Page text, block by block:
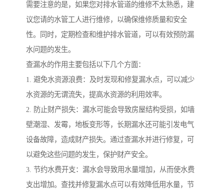
需要注意的是，如果您对排水管道的维修不太熟悉，建
议您请的水管工人进行维修，以确保维修质量和安全
性。同时，定期检查和维护排水管道，可以有效预防漏
水问题的发生。
查漏水的作用主要包括以下几个方面：
1. 避免水资源浪费：及时发现和修复漏水点，可以减少
水资源的无谓流失，提高水资源的利用效率。
2. 防止财产损失：漏水可能会导致房屋结构受损，如墙
壁潮湿、发霉，地板变形等，长期漏水还可能引发电气
设备故障，造成财产损失。通过查漏水并进行修复，可
以避免这些问题的发生，保护财产安全。
3. 节约水费开支：漏水会导致用水量增加，从而使水费
支出增加。查找并修复漏水点可以有效降低用水量，节